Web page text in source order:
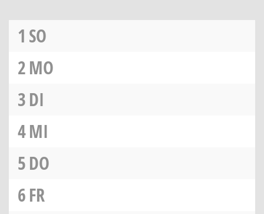
1 SO
2MO
3DI
4MI
5DO
6FR